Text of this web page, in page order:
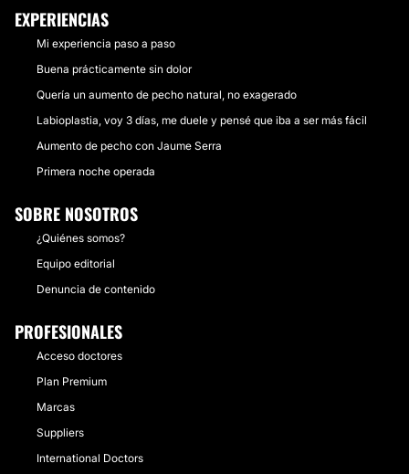
EXPERIENCIAS
Mi experiencia paso a paso
Buena prácticamente sin dolor
Quería un aumento de pecho natural, no exagerado
Labioplastia, voy 3 días, me duele y pensé que iba a ser más fácil
Aumento de pecho con Jaume Serra
Primera noche operada
SOBRE NOSOTROS
¿Quiénes somos?
Equipo editorial
Denuncia de contenido
PROFESIONALES
Acceso doctores
Plan Premium
Marcas
Suppliers
International Doctors